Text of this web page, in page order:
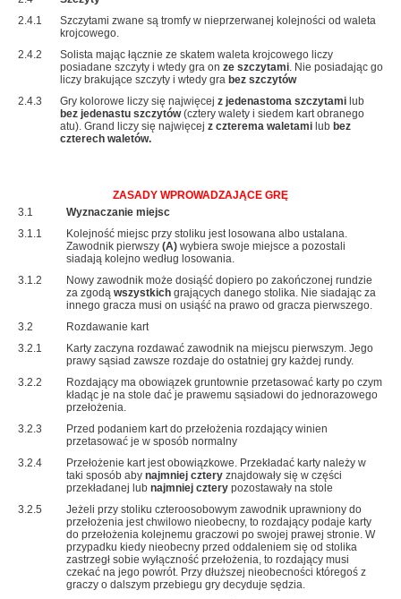
2.4.1
Szczytami zwane są tromfy w nieprzerwanej kolejności od waleta
krojcowego.
2.4.2
Solista mając łącznie ze skatem waleta krojcowego liczy
posiadane szczyty i wtedy gra on ze szczytami. Nie posiadając go
liczy brakujące szczyty i wtedy gra bez szczytów
2.4.3
Gry kolorowe liczy się najwięcej z jedenastoma szczytami lub
bez jedenastu szczytów(cztery walety i siedem kart obranego
atu). Grand liczy się najwięcej z czterema waletami lub bez
czterech waletów.
ZASADY WPROWADZAJĄCE GRĘ
3.1
Wyznaczanie miejsc
3.1.1
Kolejność miejsc przy stoliku jest losowana albo ustalana.
Zawodnik pierwszy (A) wybiera swoje miejsce a pozostali
siadają kolejno według losowania.
3.1.2
Nowy zawodnik może dosiąść dopiero po zakończonej rundzie
za zgodą wszystkich grających danego stolika. Nie siadając za
innego gracza musi on usiąść na prawo od gracza pierwszego.
3.2
Rozdawanie kart
3.2.1
Karty zaczyna rozdawać zawodnik na miejscu pierwszym. Jego
prawy sąsiad zawsze rozdaje do ostatniej gry każdej rundy.
3.2.2
Rozdający ma obowiązek gruntownie przetasować karty po czym
kładąc je na stole dać je prawemu sąsiadowi do jednorazowego
przełożenia.
3.2.3
Przed podaniem kart do przełożenia rozdający winien
przetasować je w sposób normalny
3.2.4
Przełożenie kart jest obowiązkowe. Przekładać karty należy w
taki sposób aby najmniej cztery znajdowały się w części
przekładanej lub najmniej cztery pozostawały na stole
3.2.5
Jeżeli przy stoliku czteroosobowym zawodnik uprawniony do
przełożenia jest chwilowo nieobecny, to rozdający podaje karty
do przełożenia kolejnemu graczowi po swojej prawej stronie. W
przypadku kiedy nieobecny przed oddaleniem się od stolika
zastrzegł sobie wyłączność przełożenia, to rozdający musi
czekać na jego powrót. Przy dłuższej nieobecności któregoś z
graczy o dalszym przebiegu gry decyduje sędzia.